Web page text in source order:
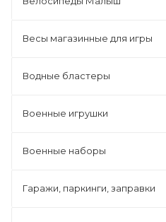
Весы магазинные для игры
Водные бластеры
Военные игрушки
Военные наборы
Гаражи, паркинги, заправки